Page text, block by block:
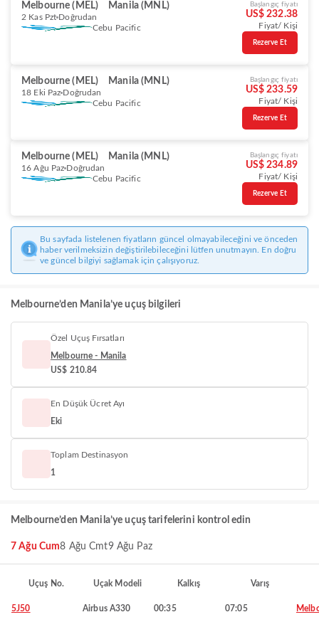
Melbourne (MEL) Manila (MNL)
2 Kas Pzt Doğrudan
Cebu Pacific
Başlangıç fiyatı
US$ 232.38
Fiyat/ Kişi
Rezerve Et
Melbourne (MEL) Manila (MNL)
18 Eki Paz Doğrudan
Cebu Pacific
Başlangıç fiyatı
US$ 233.59
Fiyat/ Kişi
Rezerve Et
Melbourne (MEL) Manila (MNL)
16 Ağu Paz Doğrudan
Cebu Pacific
Başlangıç fiyatı
US$ 234.89
Fiyat/ Kişi
Rezerve Et
Bu sayfada listelenen fiyatların güncel olmayabileceğini ve önceden
haber verilmeksizin değiştirilebileceğini lütfen unutmayın. En doğru
ve güncel bilgiyi sağlamak için çalışıyoruz.
Melbourne’den Manila’ye uçuş bilgileri
Özel Uçuş Fırsatları
Melbourne - Manila
US$ 210.84
En Düşük Ücret Ayı
Eki
Toplam Destinasyon
1
Melbourne’den Manila’ye uçuş tarifelerini kontrol edin
7 Ağu Cum8 Ağu Cmt9 Ağu Paz
Uçuş No. Uçak Modeli Kalkış Varış
5J50 Airbus A330 00:35 07:05